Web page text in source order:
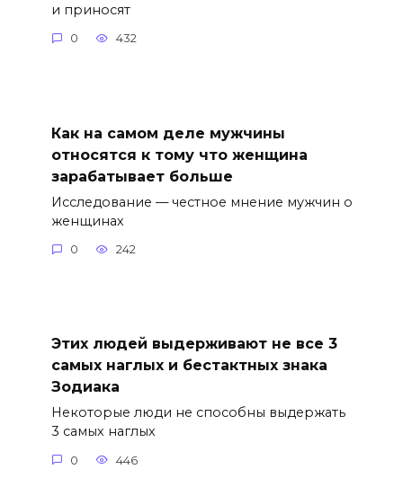
и приносят
0 432
Как на самом деле мужчины
относятся к тому что женщина
зарабатывает больше
Исследование — честное мнение мужчин о
женщинах
0 242
Этих людей выдерживают не все 3
самых наглых и бестактных знака
Зодиака
Некоторые люди не способны выдержать
3 самых наглых
0 446